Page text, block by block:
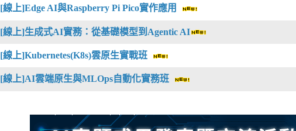
[線上]Edge AI與Raspberry Pi Pico實作應用
[線上]生成式AI實務：從基礎模型到Agentic AI
[線上]Kubernetes(K8s)雲原生實戰班
[線上]AI雲端原生與MLOps自動化實務班